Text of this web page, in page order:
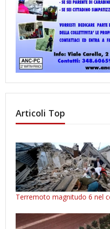
Articoli Top
Terremoto magnitudo 6 nel